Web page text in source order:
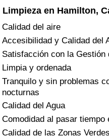
Limpieza en Hamilton,
Calidad del aire
Accesibilidad y Calidad del
Satisfacción con la Gestión
Limpia y ordenada
Tranquilo y sin problemas
nocturnas
Calidad del Agua
Comodidad al pasar tiempo
Calidad de las Zonas
Índice de Sanidad por
Contaminación
Índice de Contaminación
Índice de contaminación
Índice de Contaminación